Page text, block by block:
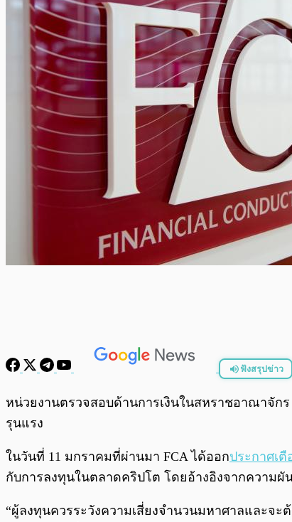
ฟังสรุปข่าว
หน่วยงานตรวจสอบด้านการเงินในสหราชอาณาจักร
รุนแรง
ในวันที่ 11 มกราคมที่ผ่านมา FCA ได้ออกประกาศเตื
กับการลงทุนในตลาดคริปโต โดยอ้างอิงจากความ
“ผู้ลงทุนควรระวังความเสี่ยงจำนวนมหาศาลและจ